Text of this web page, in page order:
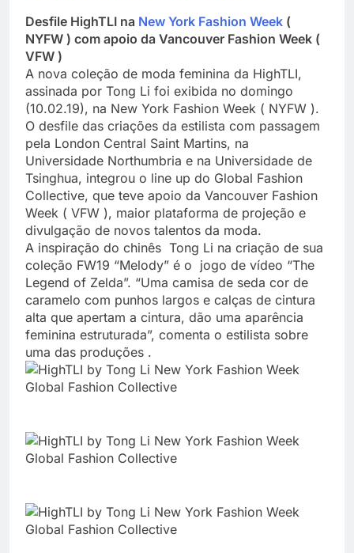
Desfile HighTLI na New York Fashion Week (
NYFW ) com apoio da Vancouver Fashion Week (
VFW )
A nova coleção de moda feminina da HighTLI,
assinada por Tong Li foi exibida no domingo
(10.02.19), na New York Fashion Week ( NYFW ).
O desfile das criações da estilista com passagem
pela London Central Saint Martins, na
Universidade Northumbria e na Universidade de
Tsinghua, integrou o line up do Global Fashion
Collective, que teve apoio da Vancouver Fashion
Week ( VFW ), maior plataforma de projeção e
divulgação de novos talentos da moda.
A inspiração do chinês Tong Li na criação de sua
coleção FW19 “Melody” é o jogo de vídeo “The
Legend of Zelda”. “Uma camisa de seda cor de
caramelo com punhos largos e calças de cintura
alta que apertam a cintura, dão uma aparência
feminina estruturada”, comenta o estilista sobre
uma das produções .